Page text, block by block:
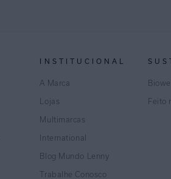
INSTITUCIONAL
A Marca
Lojas
Multimarcas
International
Blog Mundo Lenny
Trabalhe Conosco
Feito